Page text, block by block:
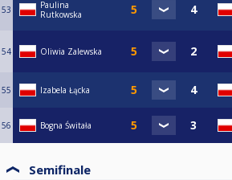
53
Paulina
Rutkowska
54 Oliwia Zalewska
55 Izabela Łącka
56 Bogna Świtała
Semifinale